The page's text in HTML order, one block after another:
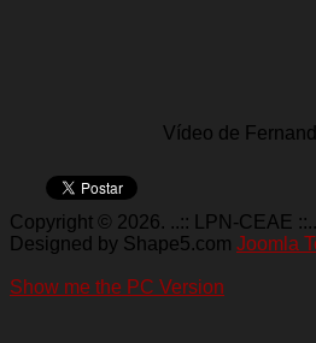
Vídeo de
Copyright © 2026. ..:: LPN-CEAE
Designed by Shape5.com Joomla
Show me the PC Version